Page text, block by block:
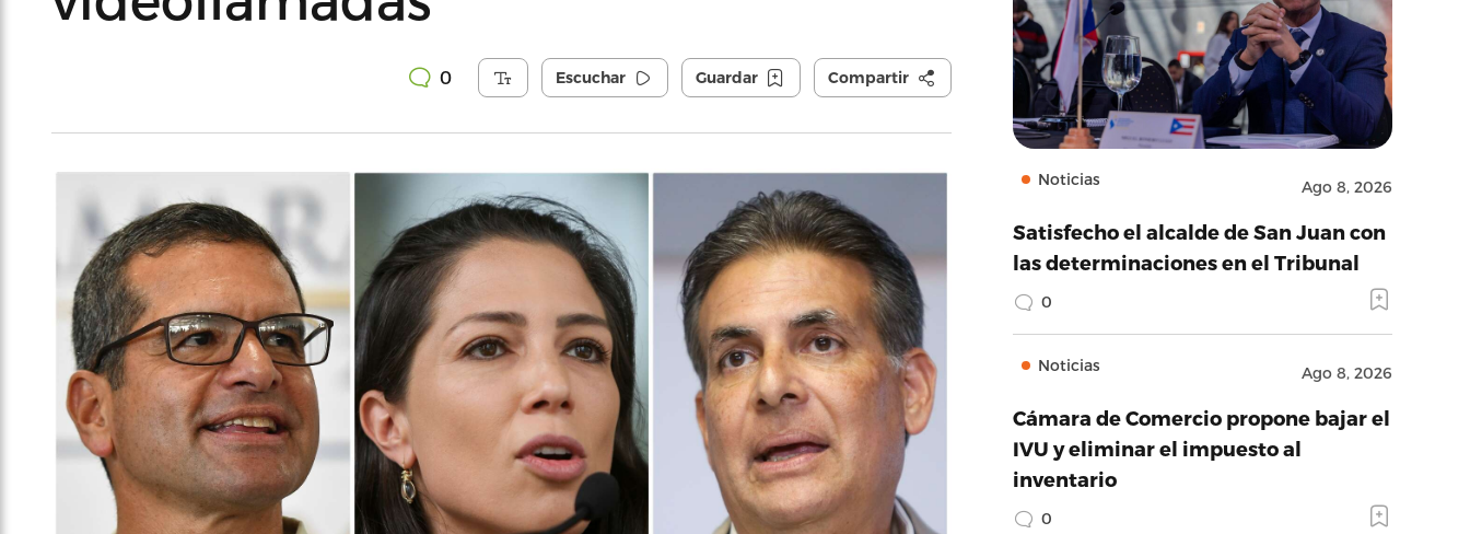
0 Escuchar Guardar Compartir
Noticias Ago 8, 2026
Satisfecho el alcalde de San Juan con
las determinaciones en el Tribunal
0
Noticias Ago 8, 2026
Cámara de Comercio propone bajar el
IVU y eliminar el impuesto al
inventario
0